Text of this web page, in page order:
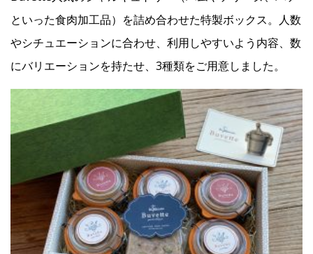
といった食肉加工品）を詰め合わせた特製ボックス。人数
やシチュエーションに合わせ、利用しやすいよう内容、数
にバリエーションを持たせ、3種類をご用意しました。